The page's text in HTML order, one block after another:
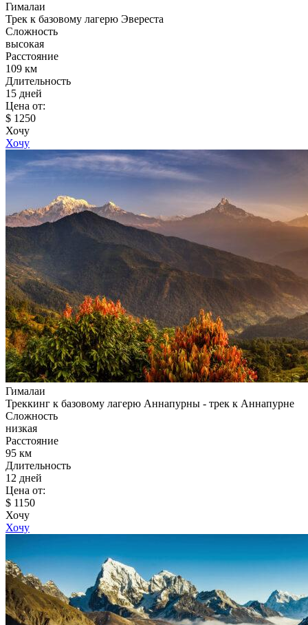
Гималаи
Трек к базовому лагерю Эвереста
Сложность
высокая
Расстояние
109 км
Длительность
15 дней
Цена от:
$ 1250
Хочу
Хочу
Гималаи
Треккинг к базовому лагерю Аннапурны - трек к Аннапурне
Сложность
низкая
Расстояние
95 км
Длительность
12 дней
Цена от:
$ 1150
Хочу
Хочу